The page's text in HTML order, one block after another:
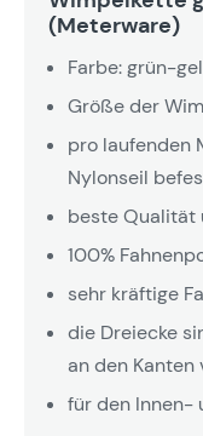
(Meterware)
Farbe: grün-
Größe der
pro laufenden
Nylonseil
beste Qualität
100%
sehr kräftige
die Dreiecke
an den Kanten
für den Innen-